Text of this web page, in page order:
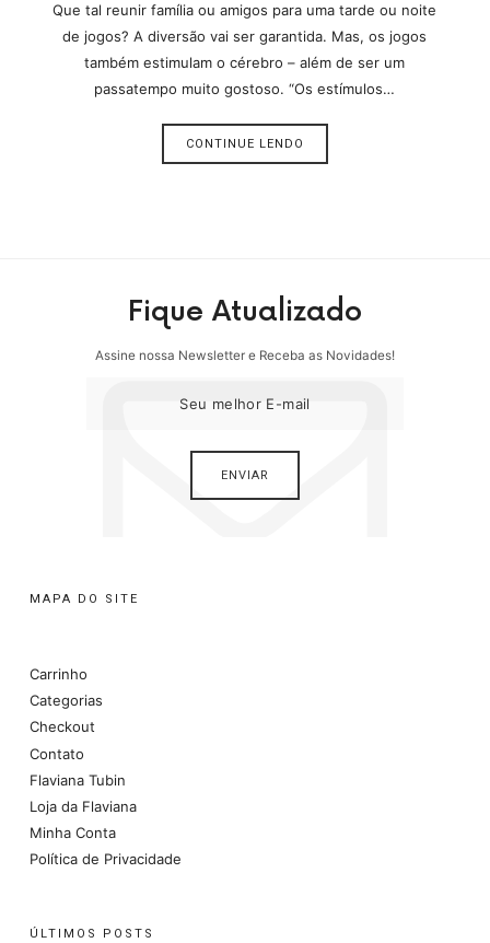
Que tal reunir família ou amigos para uma tarde ou noite
de jogos? A diversão vai ser garantida. Mas, os jogos
também estimulam o cérebro – além de ser um
passatempo muito gostoso. “Os estímulos…
CONTINUE LENDO
Fique Atualizado
Assine nossa Newsletter e Receba as Novidades!
MAPA DO SITE
Carrinho
Categorias
Checkout
Contato
Flaviana Tubin
Loja da Flaviana
Minha Conta
Política de Privacidade
ÚLTIMOS POSTS